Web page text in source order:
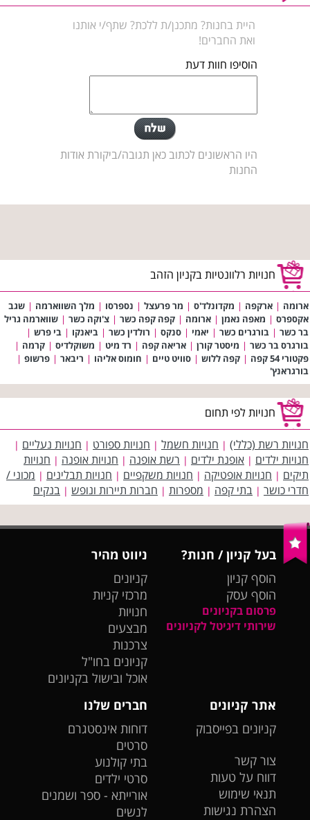
היית בחנות? מתכנן/ת ללכת? שתף/י אותנו
ואת החברים!
הוסיפו חוות דעת
היו הראשונים לכתוב כאן תגובה/ביקורת אודות
החנות
חנויות רלוונטיות בקניון הזהב
ארומה | ארקפה | מקדונלד'ס | מר פרעצל | נספרסו | מלך השווארמה | שגב
אקספרס | מאפה נאמן | ארומה | קפה קפה כשר | צ'וקה כשר | שווארמה גריל
בר כשר | בורגרים כשר | יאמי | סנקס | רולדין כשר | ביאנקו | בי פרש |
בורגרס בר כשר | מיסטר קורן | אריאה קפה | רד מיט | משוקלדיס | קרמה |
פקטורי 54 קפה
| קפה ללוש | סוויט טיים | חומוס אליהו | ריבאר | פרשופ |
בורגראנץ'
חנויות לפי תחום
חנויות רשת (כללי) | חנויות חשמל | חנויות ספורט | חנויות נעליים |
חנויות ילדים | אופנת ילדים | רשת אופנה | חנויות אופנה | חנויות
תיקים | חנויות אופטיקה | חנויות משקפיים | חנויות תבלינים | מכוני /
חדרי כושר | בתי קפה | מספרות | חברות תיירות ונופש | בנקים
בעל קניון / חנות?
הוסף קניון
הוסף עסק
פרסום בקניונים
שירותי דיגיטל לקניונים
ניווט מהיר
קניונים
מרכזי קניות
חנויות
מבצעים
צרכנות
קניונים בחו"ל
אוכל ובישול בקניונים
אתר קניונים
קניונים בפייסבוק
צור קשר
דווח על טעות
תנאי שימוש
הצהרת נגישות
חברים שלנו
דוחות אינסטגרם
סרטים
בתי קולנוע
סרטי ילדים
אורייתא - ספר ושמנים
לנשים